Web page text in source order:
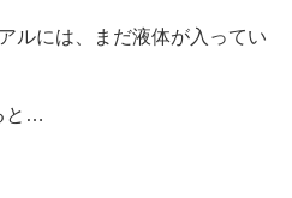
ルには、まだ液体が入ってい
と…